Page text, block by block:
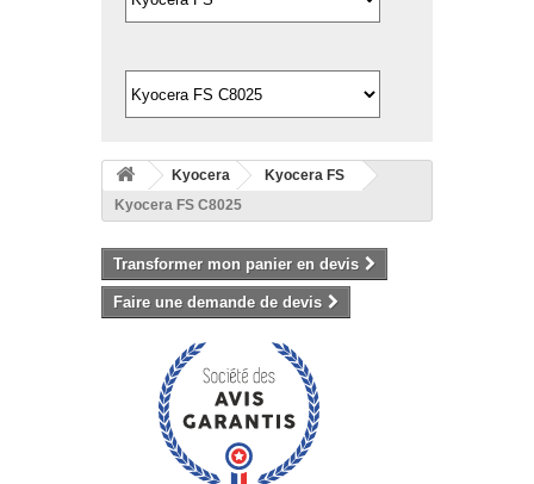
Kyocera
Kyocera FS
Kyocera FS C8025
Transformer mon panier en devis
Faire une demande de devis